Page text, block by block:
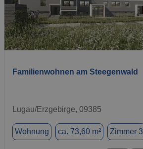
Familienwohnen am Steegenwald
Lugau/Erzgebirge, 09385
Wohnung ca. 73,60 m² Zimmer 3